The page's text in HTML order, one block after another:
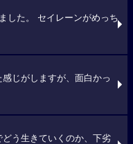
した。 セイレーンがめっち
じがしますが、面白かっ
う生きていくのか、下劣